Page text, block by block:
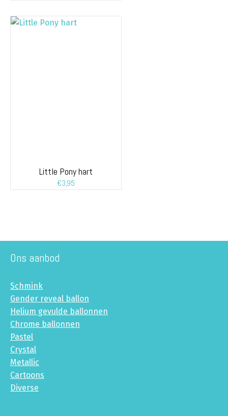
Little Pony hart
€3,95
Ons aanbod
Schmink
Gender reveal ballon
Helium gevulde ballonnen
Chrome ballonnen
Pastel
Crystal
Metallic
Cartoons
Diverse